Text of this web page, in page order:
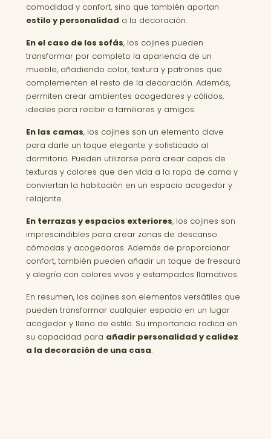
comodidad y confort, sino que también aportan
estilo y personalidad a la decoración.
En el caso de los sofás, los cojines pueden
transformar por completo la apariencia de un
mueble, añadiendo color, textura y patrones que
complementen el resto de la decoración. Además,
permiten crear ambientes acogedores y cálidos,
ideales para recibir a familiares y amigos.
En las camas, los cojines son un elemento clave
para darle un toque elegante y sofisticado al
dormitorio. Pueden utilizarse para crear capas de
texturas y colores que den vida a la ropa de cama y
conviertan la habitación en un espacio acogedor y
relajante.
En terrazas y espacios exteriores, los cojines son
imprescindibles para crear zonas de descanso
cómodas y acogedoras. Además de proporcionar
confort, también pueden añadir un toque de frescura
y alegría con colores vivos y estampados llamativos.
En resumen, los cojines son elementos versátiles que
pueden transformar cualquier espacio en un lugar
acogedor y lleno de estilo. Su importancia radica en
su capacidad para añadir personalidad y calidez
a la decoración de una casa.